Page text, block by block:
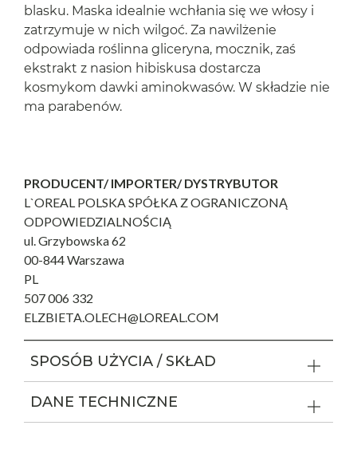
blasku. Maska idealnie wchłania się we włosy i
zatrzymuje w nich wilgoć. Za nawilżenie
odpowiada roślinna gliceryna, mocznik, zaś
ekstrakt z nasion hibiskusa dostarcza
kosmykom dawki aminokwasów. W składzie nie
ma parabenów.
PRODUCENT/ IMPORTER/ DYSTRYBUTOR
L`OREAL POLSKA SPÓŁKA Z OGRANICZONĄ
ODPOWIEDZIALNOŚCIĄ
ul. Grzybowska 62
00-844 Warszawa
PL
507 006 332
ELZBIETA.OLECH@LOREAL.COM
SPOSÓB UŻYCIA / SKŁAD
DANE TECHNICZNE